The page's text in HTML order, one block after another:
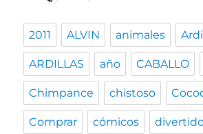
2011 ALVIN animales
ARDILLAS año CABALLO
Chimpance chistoso
Comprar cómicos